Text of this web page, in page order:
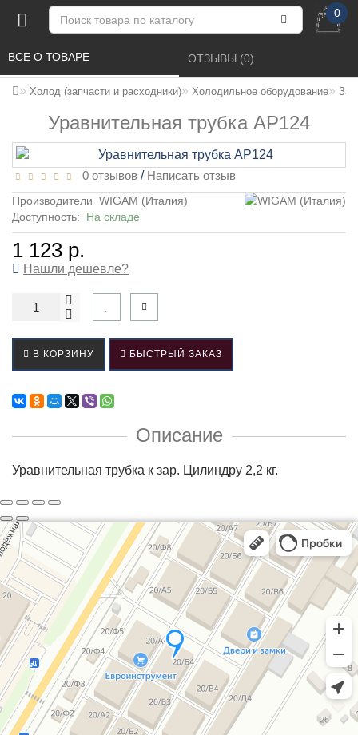
0
Холод (запчасти и расходники) Холодильное оборудование
Уравнительная трубка AP124
ВСЕ О ТОВАРЕ ОТЗЫВЫ (0)
0 отзывов / Написать отзыв
Производители WIGAM (Италия)
Доступность: На складе
1 123 р.
Нашли дешевле?
В КОРЗИНУ БЫСТРЫЙ ЗАКАЗ
Описание
Уравнительная трубка к зар. Цилиндру 2,2 кг.